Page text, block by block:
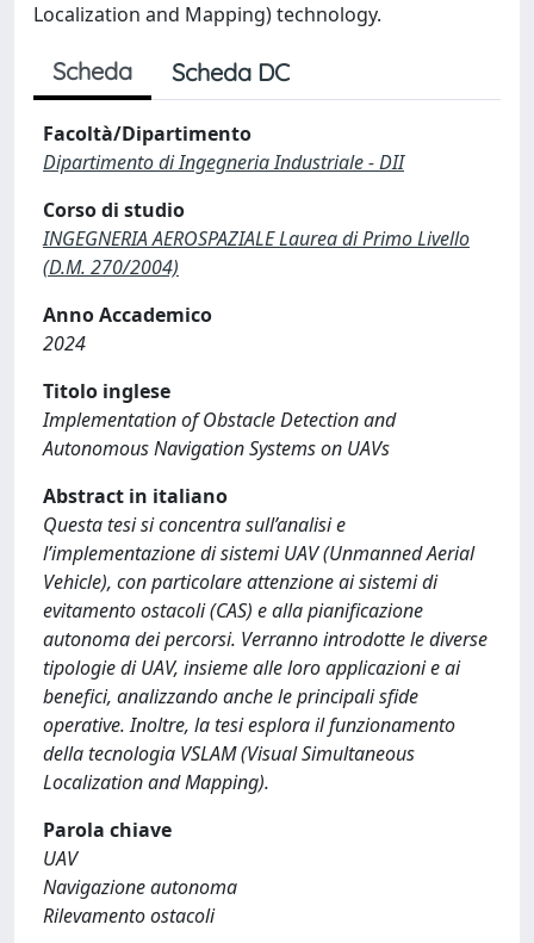
Localization and Mapping) technology.
Scheda Scheda DC
Facoltà/Dipartimento
Dipartimento di Ingegneria Industriale - DII
Corso di studio
INGEGNERIA AEROSPAZIALE Laurea di Primo Livello
(D.M. 270/2004)
Anno Accademico
2024
Titolo inglese
Implementation of Obstacle Detection and
Autonomous Navigation Systems on UAVs
Abstract in italiano
Questa tesi si concentra sull’analisi e
l’implementazione di sistemi UAV (Unmanned Aerial
Vehicle), con particolare attenzione ai sistemi di
evitamento ostacoli (CAS) e alla pianificazione
autonoma dei percorsi. Verranno introdotte le diverse
tipologie di UAV, insieme alle loro applicazioni e ai
benefici, analizzando anche le principali sfide
operative. Inoltre, la tesi esplora il funzionamento
della tecnologia VSLAM (Visual Simultaneous
Localization and Mapping).
Parola chiave
UAV
Navigazione autonoma
Rilevamento ostacoli